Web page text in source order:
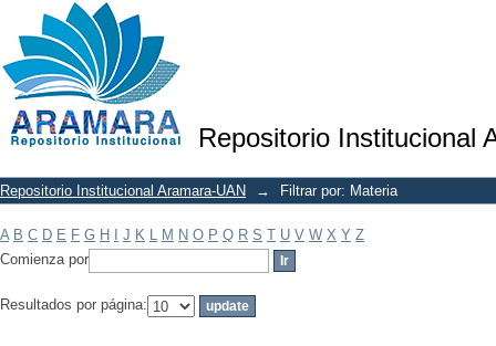
Repositorio Institucional
Filtrar por: Materia
Repositorio Institucional Aramara-UAN → Filtrar por: Materia
A B C D E F G H J K L M N O P Q R S T U V W X Y Z
Comienza por
Resultados por página: